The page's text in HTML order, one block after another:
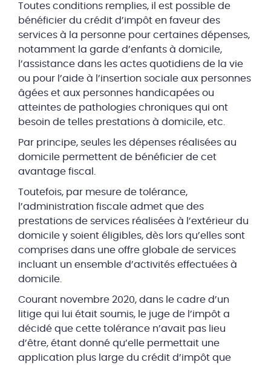
Toutes conditions remplies, il est possible de
bénéficier du crédit d’impôt en faveur des
services à la personne pour certaines dépenses,
notamment la garde d’enfants à domicile,
l’assistance dans les actes quotidiens de la vie
ou pour l’aide à l’insertion sociale aux personnes
âgées et aux personnes handicapées ou
atteintes de pathologies chroniques qui ont
besoin de telles prestations à domicile, etc.
Par principe, seules les dépenses réalisées au
domicile permettent de bénéficier de cet
avantage fiscal.
Toutefois, par mesure de tolérance,
l’administration fiscale admet que des
prestations de services réalisées à l’extérieur du
domicile y soient éligibles, dès lors qu’elles sont
comprises dans une offre globale de services
incluant un ensemble d’activités effectuées à
domicile.
Courant novembre 2020, dans le cadre d’un
litige qui lui était soumis, le juge de l’impôt a
décidé que cette tolérance n’avait pas lieu
d’être, étant donné qu’elle permettait une
application plus large du crédit d’impôt que